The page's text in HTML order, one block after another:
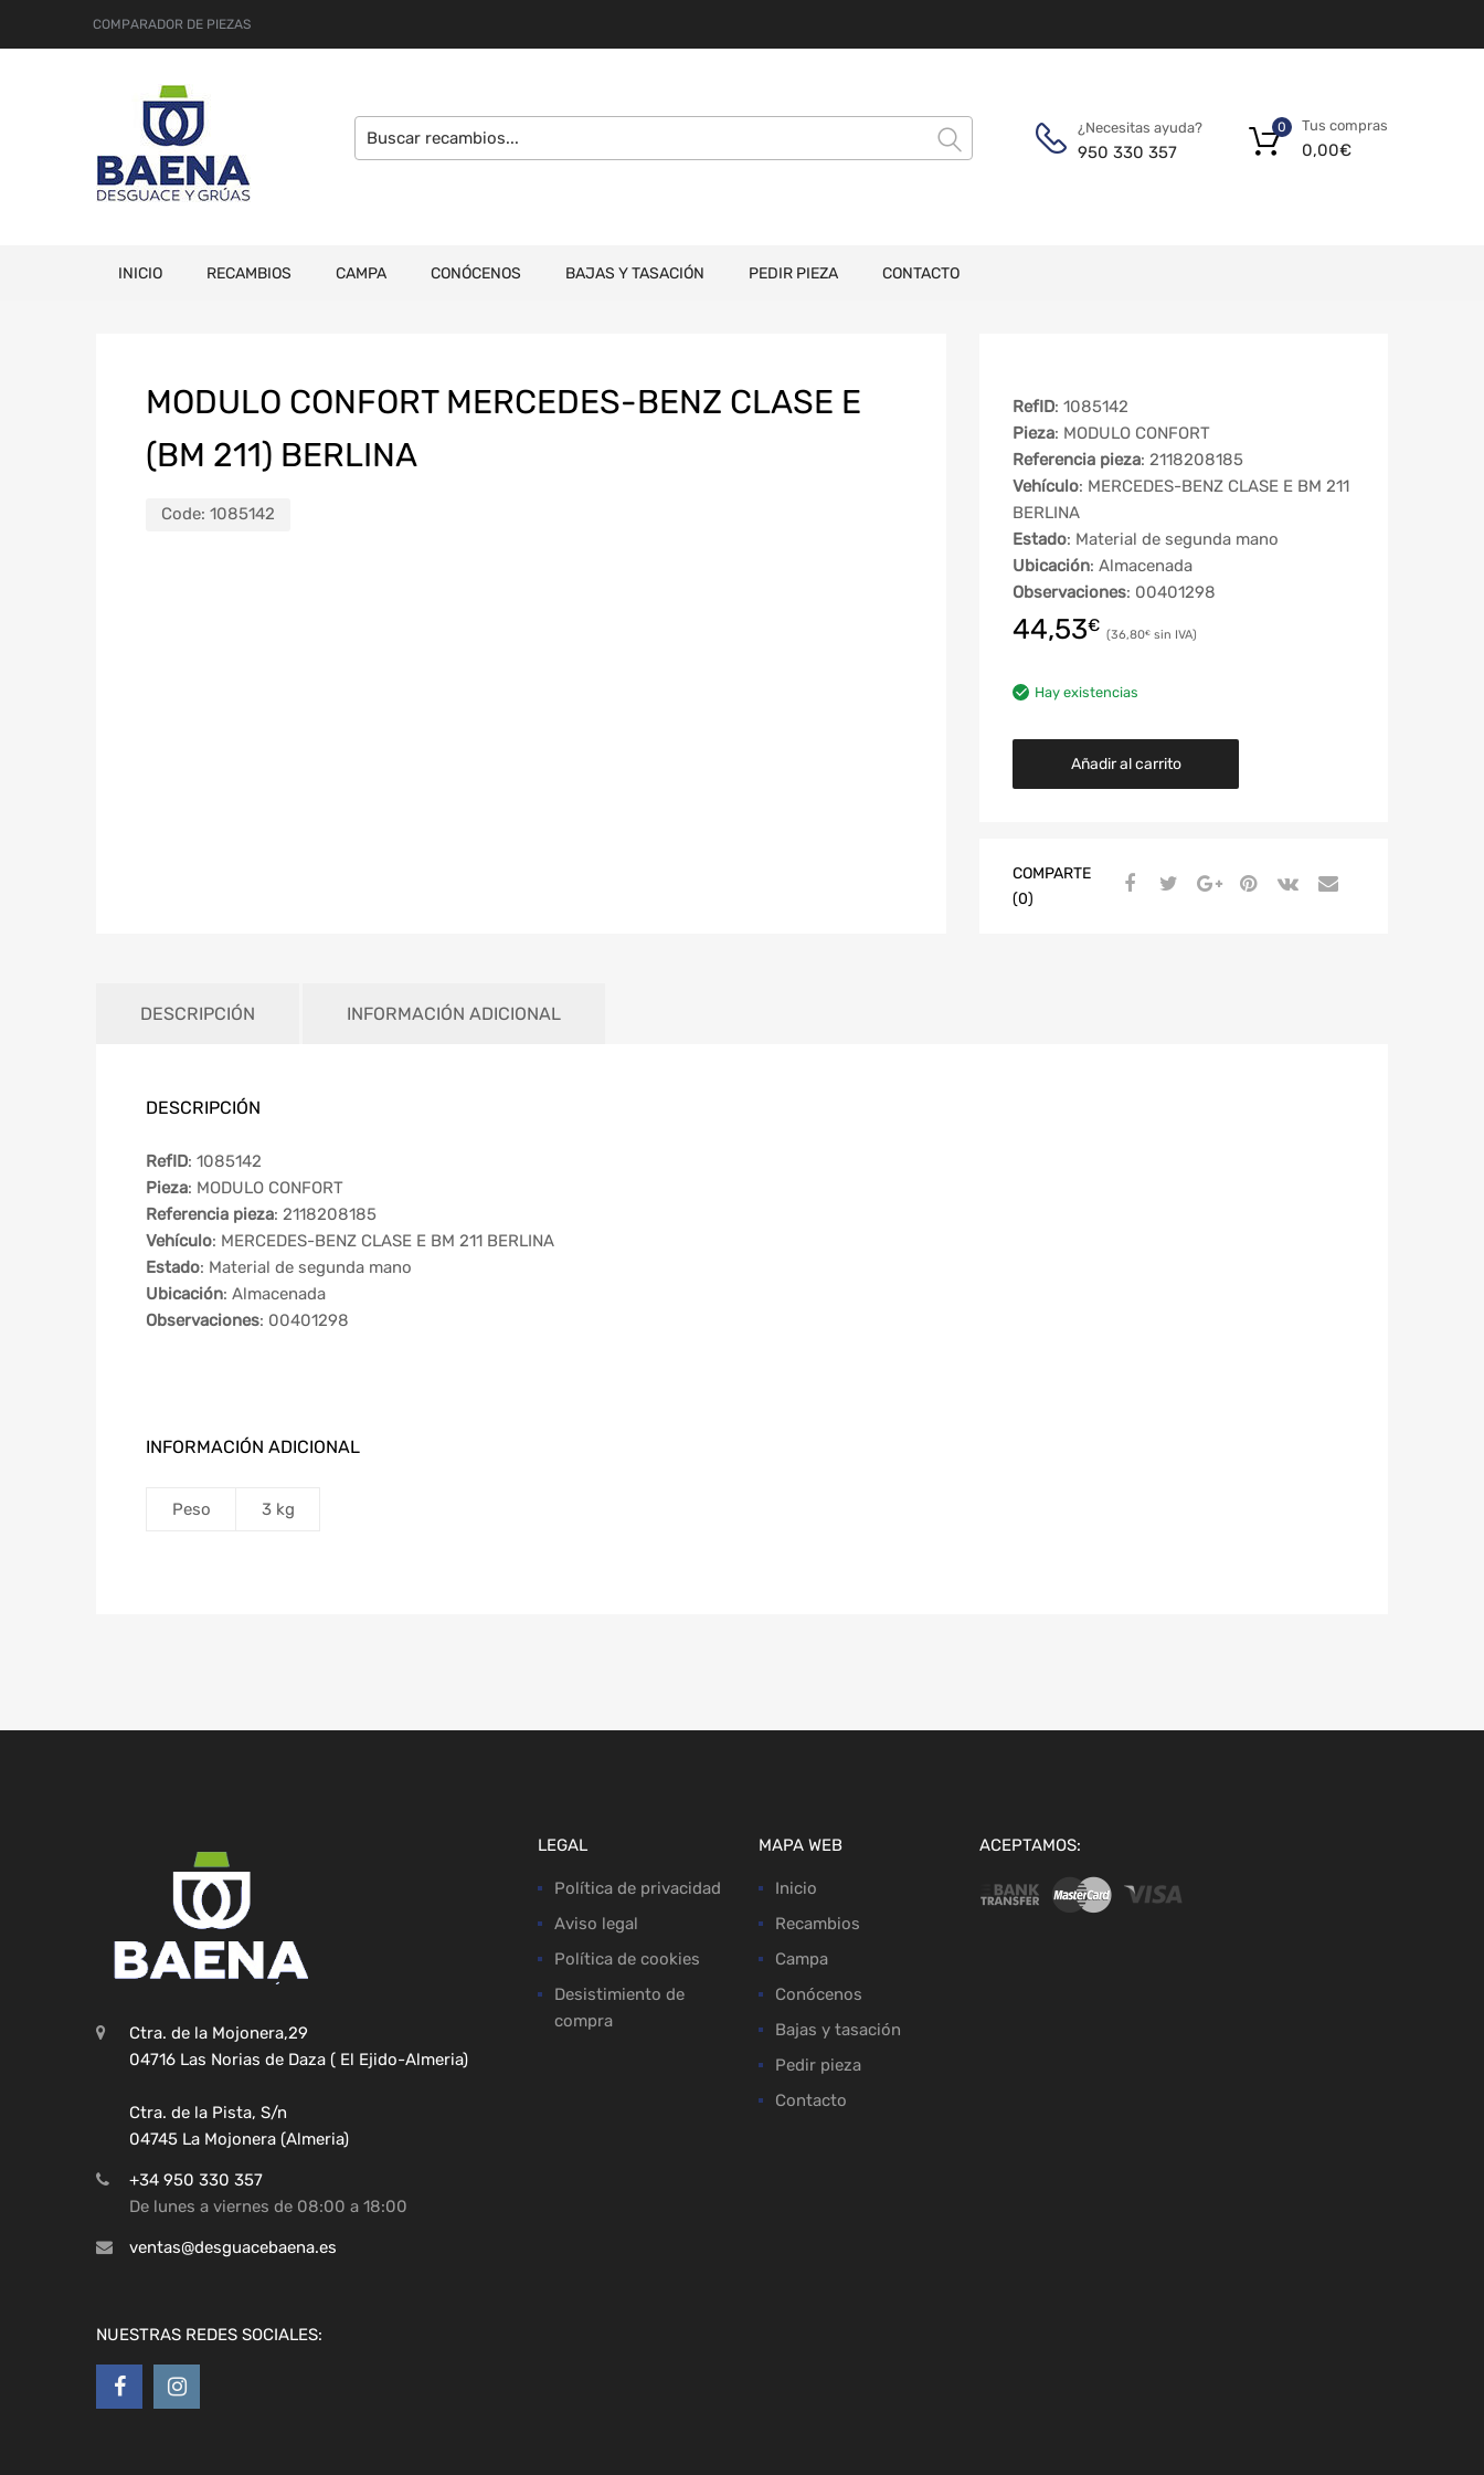
COMPARADOR DE PIEZAS
¿Necesitas ayuda?
950 330 357
Tus compras
0,00€
0
INICIO RECAMBIOS CAMPA CONÓCENOS BAJAS Y TASACIÓN PEDIR PIEZA CONTACTO
MODULO CONFORT MERCEDES-BENZ CLASE E
(BM 211) BERLINA
Code: 1085142
RefID: 1085142
Pieza: MODULO CONFORT
Referencia pieza: 2118208185
Vehículo: MERCEDES-BENZ CLASE E BM 211
BERLINA
Estado: Material de segunda mano
Ubicación: Almacenada
Observaciones: 00401298
44,53€ 36,80€
Hay existencias
Añadir al carrito
COMPARTE
(0)
DESCRIPCIÓN INFORMACIÓN ADICIONAL
DESCRIPCIÓN
RefID: 1085142
Pieza: MODULO CONFORT
Referencia pieza: 2118208185
Vehículo: MERCEDES-BENZ CLASE E BM 211 BERLINA
Estado: Material de segunda mano
Ubicación: Almacenada
Observaciones: 00401298
INFORMACIÓN ADICIONAL
Peso 3 kg
Ctra. de la Mojonera,29
04716 Las Norias de Daza ( El Ejido-Almeria)
Ctra. de la Pista, S/n
04745 La Mojonera (Almeria)
+34 950 330 357
De lunes a viernes de 08:00 a 18:00
ventas@desguacebaena.es
NUESTRAS REDES SOCIALES:
LEGAL
Política de privacidad
Aviso legal
Política de cookies
Desistimiento de
compra
MAPA WEB
Inicio
Recambios
Campa
Conócenos
Bajas y tasación
Pedir pieza
Contacto
ACEPTAMOS: